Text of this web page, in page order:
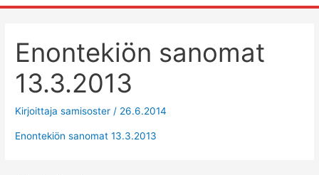
Enontekiön sanomat
13.3.2013
Kirjoittajasamisoster / 26.6.2014
Enontekiön sanomat 13.3.2013